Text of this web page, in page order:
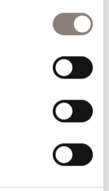
eller